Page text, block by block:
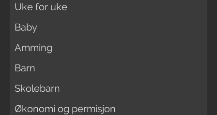
Uke for uke
Baby
Amming
Barn
Skolebarn
Økonomi og permisjon